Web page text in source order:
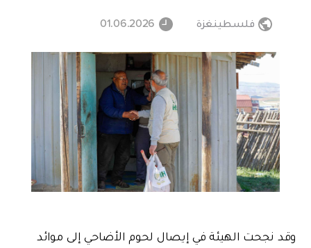
فلسطينغزة 01.06.2026
وقد نجحت الهيئة في إيصال لحوم الأضاحي إلى موائد